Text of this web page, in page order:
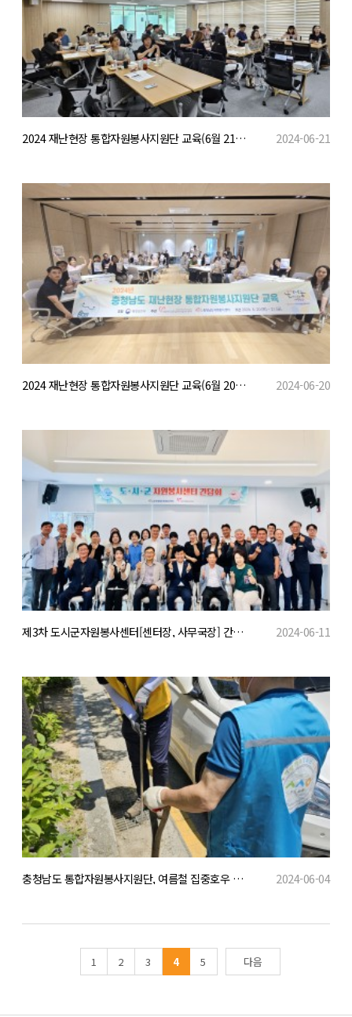
2024 재난현장 통합자원봉사지원단 교육(6월 21일 실무자 과정) 2024-06-21
2024 재난현장 통합자원봉사지원단 교육(6월 20일 실무자 과정) 2024-06-20
제3차 도시군자원봉사센터[센터장, 사무국장] 간담회 2024-06-11
충청남도 통합자원봉사지원단, 여름철 집중호우 대비 빗물받이 환경정화 캠페인(1번) 2024-06-04
1 2 3 4 5 다음